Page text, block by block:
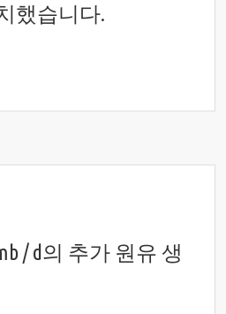
했습니다.
/ d의 추가 원유 생